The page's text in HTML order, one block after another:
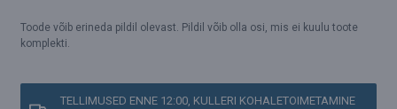
Toode võib erineda pildil olevast. Pildil võib olla osi, mis ei kuulu toote
komplekti.
TELLIMUSED ENNE 12:00, KULLERI KOHALETOIMETAMINE